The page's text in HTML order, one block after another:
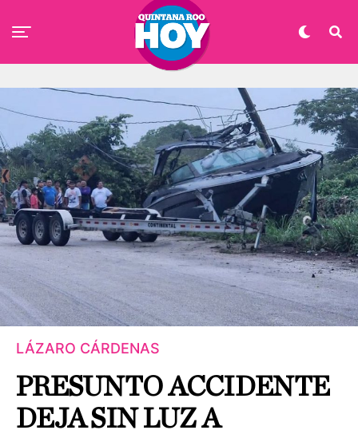
LÁZARO CÁRDENAS
PRESUNTO ACCIDENTE
DEJA SIN LUZ A